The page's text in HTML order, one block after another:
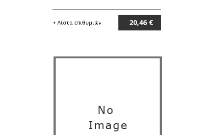
+ Λίστα επιθυμιών 20,46 €